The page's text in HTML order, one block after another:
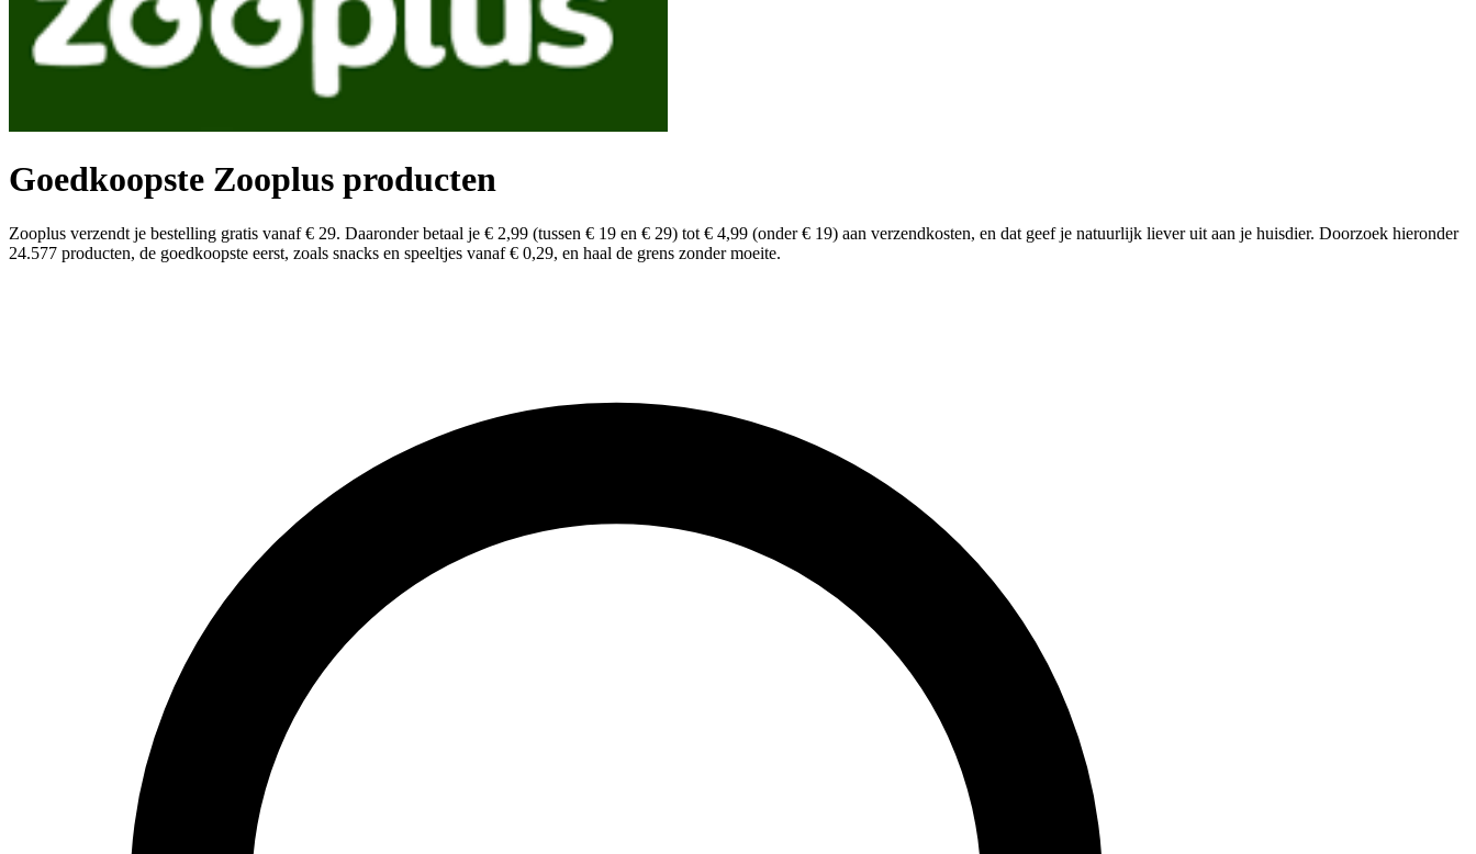
Goedkoopste Zooplus producten
Zooplus verzendt je bestelling gratis vanaf € 29. Daaronder betaal je € 2,99 (tussen € 19 en € 29) tot € 4,99 (onder € 19) aan verzendkosten, en dat geef je natuurlijk liever uit aan je huisdier. Doorzoek hieronder
24.577 producten, de goedkoopste eerst, zoals snacks en speeltjes vanaf € 0,29, en haal de grens zonder moeite.